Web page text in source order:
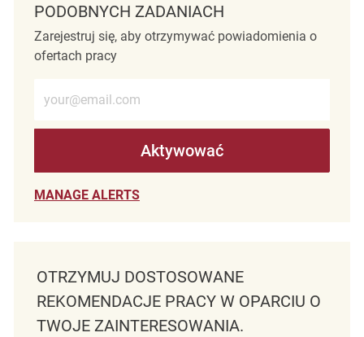
PODOBNYCH ZADANIACH
Zarejestruj się, aby otrzymywać powiadomienia o
ofertach pracy
Aktywować
MANAGE ALERTS
OTRZYMUJ DOSTOSOWANE
REKOMENDACJE PRACY W OPARCIU O
TWOJE ZAINTERESOWANIA.